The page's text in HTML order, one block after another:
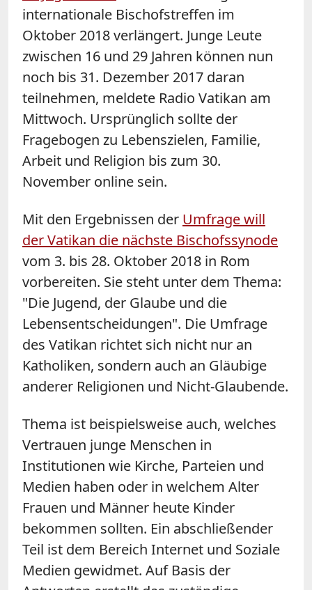
internationale Bischofstreffen im
Oktober 2018 verlängert. Junge Leute
zwischen 16 und 29 Jahren können nun
noch bis 31. Dezember 2017 daran
teilnehmen, meldete Radio Vatikan am
Mittwoch. Ursprünglich sollte der
Fragebogen zu Lebenszielen, Familie,
Arbeit und Religion bis zum 30.
November online sein.
Mit den Ergebnissen der Umfrage will
der Vatikan die nächste Bischofssynode
vom 3. bis 28. Oktober 2018 in Rom
vorbereiten. Sie steht unter dem Thema:
"Die Jugend, der Glaube und die
Lebensentscheidungen". Die Umfrage
des Vatikan richtet sich nicht nur an
Katholiken, sondern auch an Gläubige
anderer Religionen und Nicht-Glaubende.
Thema ist beispielsweise auch, welches
Vertrauen junge Menschen in
Institutionen wie Kirche, Parteien und
Medien haben oder in welchem Alter
Frauen und Männer heute Kinder
bekommen sollten. Ein abschließender
Teil ist dem Bereich Internet und Soziale
Medien gewidmet. Auf Basis der